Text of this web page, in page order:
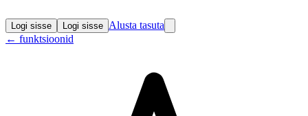
Logi sisse Logi sisse Alusta tasuta
← funktsioonid